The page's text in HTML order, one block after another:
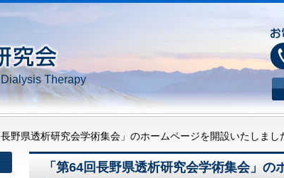
Therapy
長野県透析研究会学術集会」のホームページを開設いたしまし
「第64回長野県透析研究会学術集会」の